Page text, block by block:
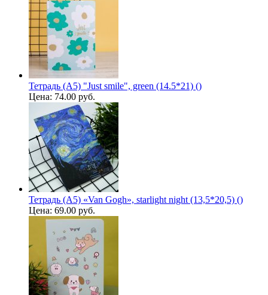
Тетрадь (A5) "Just smile", green (14.5*21) ()
Цена: 74.00 руб.
Тетрадь (A5) «Van Gogh», starlight night (13,5*20,5) ()
Цена: 69.00 руб.